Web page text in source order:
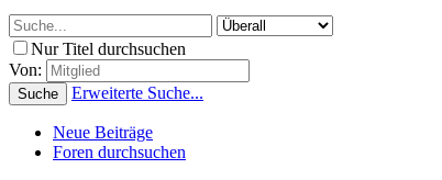
Nur Titel durchsuchen
Von:
Suche Erweiterte Suche...
Neue Beiträge
Foren durchsuchen